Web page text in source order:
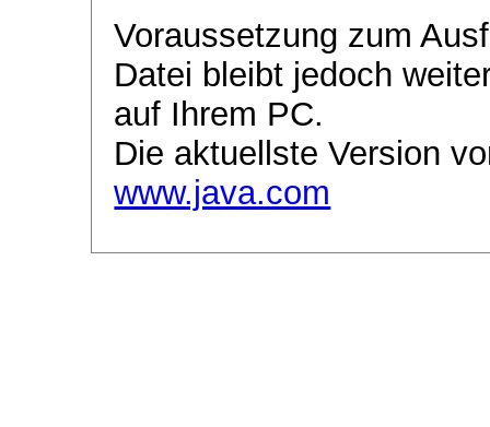
Voraussetzung zum
Datei bleibt jedoch
auf Ihrem PC.
Die aktuellste Version
www.java.com